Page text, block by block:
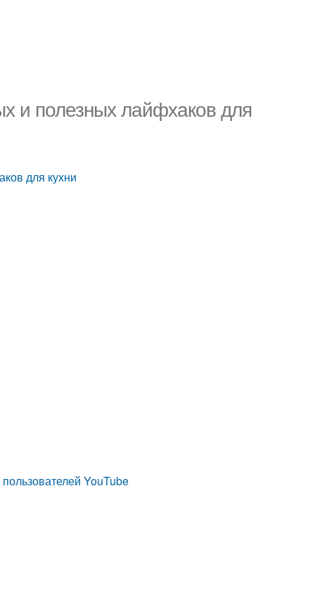
и полезных лайфхаков для
для кухни
YouTube